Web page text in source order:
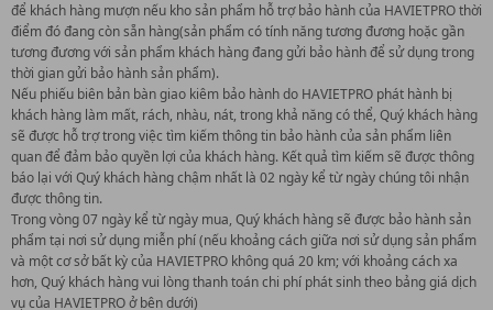
để khách hàng mượn nếu kho sản phẩm hỗ trợ bảo hành của HAVIETPRO thời
điểm đó đang còn sẵn hàng(sản phẩm có tính năng tương đương hoặc gần
tương đương với sản phẩm khách hàng đang gửi bảo hành để sử dụng trong
thời gian gửi bảo hành sản phẩm).
Nếu phiếu biên bản bàn giao kiêm bảo hành do HAVIETPRO phát hành bị
khách hàng làm mất, rách, nhàu, nát, trong khả năng có thể, Quý khách hàng
sẽ được hỗ trợ trong việc tìm kiếm thông tin bảo hành của sản phẩm liên
quan để đảm bảo quyền lợi của khách hàng. Kết quả tìm kiếm sẽ được thông
báo lại với Quý khách hàng chậm nhất là 02 ngày kể từ ngày chúng tôi nhận
được thông tin.
Trong vòng 07 ngày kể từ ngày mua, Quý khách hàng sẽ được bảo hành sản
phẩm tại nơi sử dụng miễn phí (nếu khoảng cách giữa nơi sử dụng sản phẩm
và một cơ sở bất kỳ của HAVIETPRO không quá 20 km; với khoảng cách xa
hơn, Quý khách hàng vui lòng thanh toán chi phí phát sinh theo bảng giá dịch
vụ của HAVIETPRO ở bên dưới)